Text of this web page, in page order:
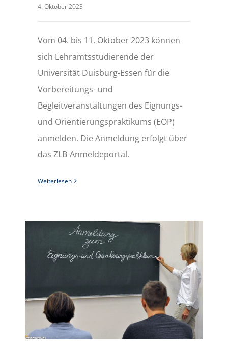
4. Oktober 2023
Vom 04. bis 11. Oktober 2023 können
sich Lehramtsstudierende der
Universität Duisburg-Essen für die
Vorbereitungs- und
Begleitveranstaltungen des Eignungs-
und Orientierungspraktikums (EOP)
anmelden. Die Anmeldung erfolgt über
das ZLB-Anmeldeportal.
Weiterlesen